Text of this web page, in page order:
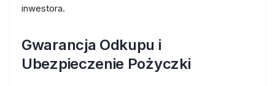
inwestora.
Gwarancja Odkupu i
Ubezpieczenie Pożyczki